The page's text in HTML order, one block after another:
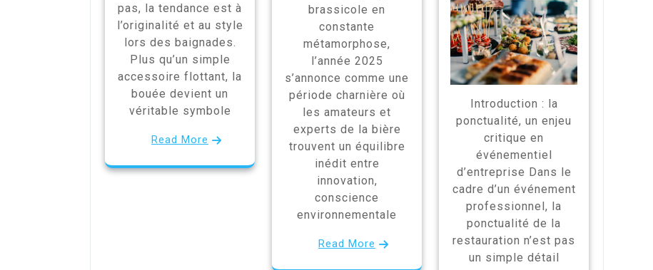
pas, la tendance est à
l’originalité et au style
lors des baignades.
Plus qu’un simple
accessoire flottant, la
bouée devient un
véritable symbole
Read More
brassicole en
constante
métamorphose,
l’année 2025
s’annonce comme une
période charnière où
les amateurs et
experts de la bière
trouvent un équilibre
inédit entre
innovation,
conscience
environnementale
Read More
Introduction : la
ponctualité, un enjeu
critique en
événementiel
d’entreprise Dans le
cadre d’un événement
professionnel, la
ponctualité de la
restauration n’est pas
un simple détail